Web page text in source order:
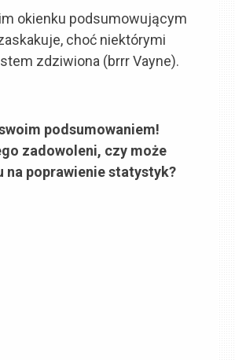
okienku podsumowującym
choć niektórymi
zdziwiona (brrr Vayne).
podsumowaniem!
zadowoleni, czy może
na poprawienie statystyk?